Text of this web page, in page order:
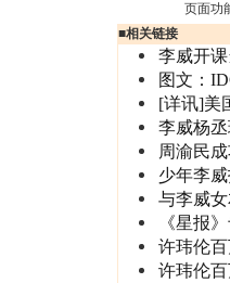
页面功
■相关链接
李威开
图文：
[详讯]美
李威杨
周渝民
少年李
与李威
《星报
许玮伦
许玮伦